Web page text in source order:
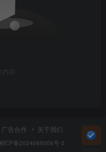
容
广告合作 关于我们
ICP备2024065006号-3